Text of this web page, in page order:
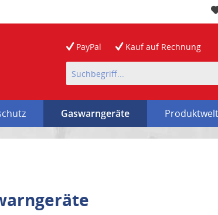
PayPal Kauf auf Rechnung
Gaswarngeräte Produktwelt